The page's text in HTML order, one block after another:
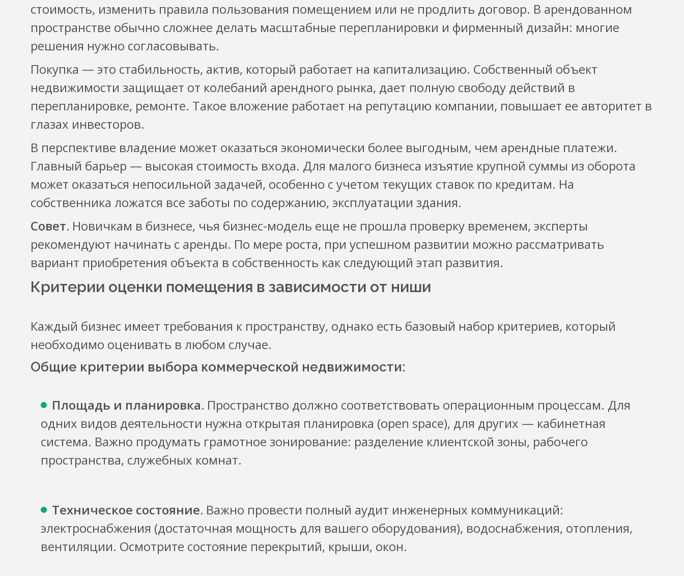
стоимость, изменить правила пользования помещением или не продлить договор. В арендованном
пространстве обычно сложнее делать масштабные перепланировки и фирменный дизайн: многие
решения нужно согласовывать.
Покупка — это стабильность, актив, который работает на капитализацию. Собственный объект
недвижимости защищает от колебаний арендного рынка, дает полную свободу действий в
перепланировке, ремонте. Такое вложение работает на репутацию компании, повышает ее авторитет в
глазах инвесторов.
В перспективе владение может оказаться экономически более выгодным, чем арендные платежи.
Главный барьер — высокая стоимость входа. Для малого бизнеса изъятие крупной суммы из оборота
может оказаться непосильной задачей, особенно с учетом текущих ставок по кредитам. На
собственника ложатся все заботы по содержанию, эксплуатации здания.
Совет. Новичкам в бизнесе, чья бизнес-модель еще не прошла проверку временем, эксперты
рекомендуют начинать с аренды. По мере роста, при успешном развитии можно рассматривать
вариант приобретения объекта в собственность как следующий этап развития.
Критерии оценки помещения в зависимости от ниши
Каждый бизнес имеет требования к пространству, однако есть базовый набор критериев, который
необходимо оценивать в любом случае.
Общие критерии выбора коммерческой недвижимости:
Площадь и планировка. Пространство должно соответствовать операционным процессам. Для
одних видов деятельности нужна открытая планировка (open space), для других — кабинетная
система. Важно продумать грамотное зонирование: разделение клиентской зоны, рабочего
пространства, служебных комнат.
Техническое состояние. Важно провести полный аудит инженерных коммуникаций:
электроснабжения (достаточная мощность для вашего оборудования), водоснабжения, отопления,
вентиляции. Осмотрите состояние перекрытий, крыши, окон.